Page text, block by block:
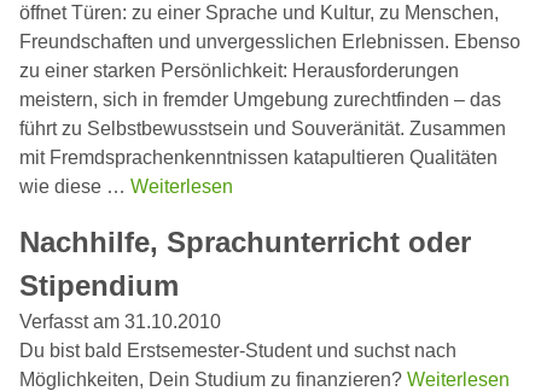
öffnet Türen: zu einer Sprache und Kultur, zu Menschen,
Freundschaften und unvergesslichen Erlebnissen. Ebenso
zu einer starken Persönlichkeit: Herausforderungen
meistern, sich in fremder Umgebung zurechtfinden – das
führt zu Selbstbewusstsein und Souveränität. Zusammen
mit Fremdsprachenkenntnissen katapultieren Qualitäten
wie diese … Weiterlesen
Nachhilfe, Sprachunterricht oder
Stipendium
Verfasst am 31.10.2010
Du bist bald Erstsemester-Student und suchst nach
Möglichkeiten, Dein Studium zu finanzieren? Weiterlesen